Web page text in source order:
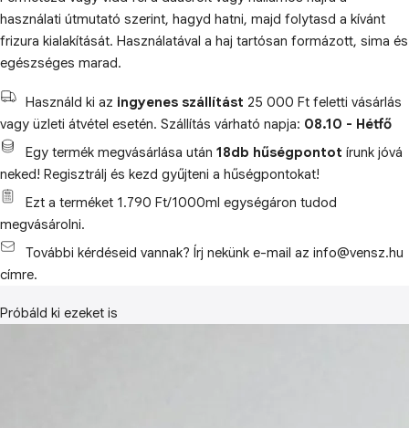
használati útmutató szerint, hagyd hatni, majd folytasd a kívánt
frizura kialakítását. Használatával a haj tartósan formázott, sima és
egészséges marad.
Használd ki az ingyenes szállítást 25 000 Ft feletti vásárlás
vagy üzleti átvétel esetén. Szállítás várható napja: 08.10 - Hétfő
Egy termék megvásárlása után 18db hűségpontot írunk jóvá
neked! Regisztrálj és kezd gyűjteni a hűségpontokat!
Ezt a terméket 1.790 Ft/1000ml egységáron tudod
megvásárolni.
További kérdéseid vannak? Írj nekünk e-mail az info@vensz.hu
címre.
Próbáld ki ezeket is